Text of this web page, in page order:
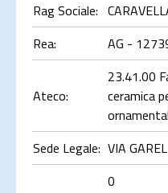
Rag Sociale:
Rea:
AG -
Ateco:
23.41.00
ceramica
Sede Legale: VIA
0